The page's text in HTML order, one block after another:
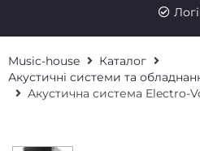
Music-house
Каталог
Акустичні системи та
Акустична система Electro-